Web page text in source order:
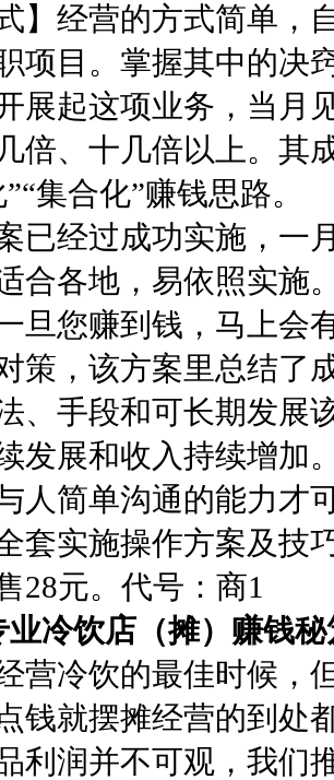
】经营的方式简单，
项目。掌握其中的决
展起这项业务，当月
倍、十几倍以上。其
集合化”赚钱思路。
已经过成功实施，一
合各地，易依照实施
旦您赚到钱，马上会
策，该方案里总结了
、手段和可长期发展
发展和收入持续增加
人简单沟通的能力才
套实施操作方案及技
28元。代号：商1
业冷饮店（摊）赚钱秘
营冷饮的最佳时候，
钱就摆摊经营的到处
利润并不可观，我们